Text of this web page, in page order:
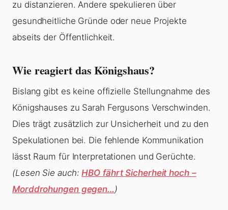
zu distanzieren. Andere spekulieren über
gesundheitliche Gründe oder neue Projekte
abseits der Öffentlichkeit.
Wie reagiert das Königshaus?
Bislang gibt es keine offizielle Stellungnahme des
Königshauses zu Sarah Fergusons Verschwinden.
Dies trägt zusätzlich zur Unsicherheit und zu den
Spekulationen bei. Die fehlende Kommunikation
lässt Raum für Interpretationen und Gerüchte.
(Lesen Sie auch:HBO fährt Sicherheit hoch –
Morddrohungen gegen…)